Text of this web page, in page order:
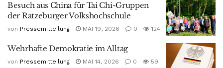
Besuch aus China für Tai Chi-Gruppen
der Ratzeburger Volkshochschule
von Pressemitteilung MAI 19, 2026 0 124
Wehrhafte Demokratie im Alltag
von Pressemitteilung MAI 14, 2026 0 59